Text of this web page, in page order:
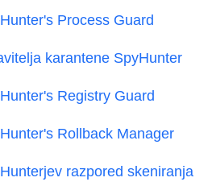
Process Guard
karantene SpyHunter
Registry Guard
Rollback Manager
razpored skeniranja